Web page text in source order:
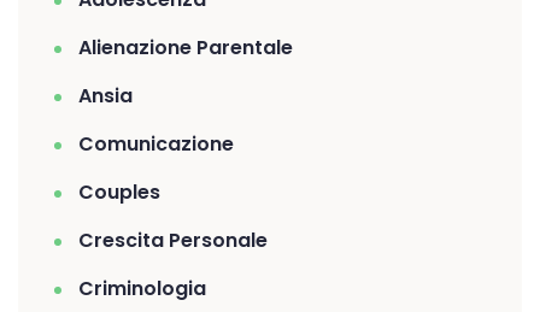
Alienazione Parentale
Ansia
Comunicazione
Couples
Crescita Personale
Criminologia